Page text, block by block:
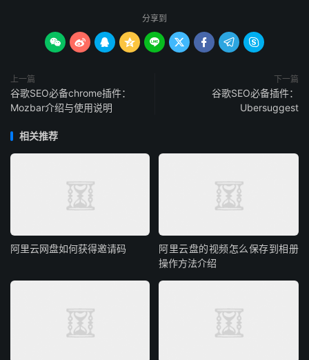
分享到
        
上一篇
谷歌SEO必备chrome插件：
Mozbar介绍与使用说明
下一篇
谷歌SEO必备插件：
Ubersuggest
相关推荐
阿里云网盘如何获得邀请码
阿里云盘的视频怎么保存到相册
操作方法介绍